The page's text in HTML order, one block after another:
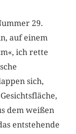
29.
auf einem
ich rette
sich,
dem weißen
entstehende